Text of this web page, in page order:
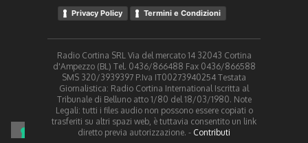
Privacy Policy Termini e Condizioni
Radio Cortina SRL Via del mercato 14 32043 Cortina
d'Ampezzo (BL) Tel. 0436/866488 Fax 0436/866588
SMS 320/3939397 P.Iva IT00273940254 Testata
Giornalistica: Radio Cortina International Iscritta al
Tribunale di Belluno atto 1/80 del 18/03/1980. Note
Legali: tutti i files audio non possono essere copiati o
trasferiti su altri spazi web, è tuttavia consentito un link
diretto previa autorizzazione. - Contributi